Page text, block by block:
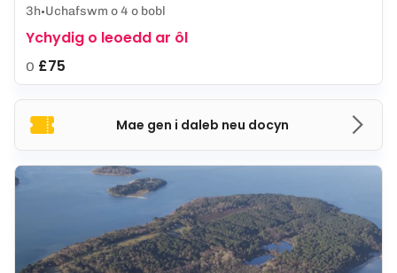
Mae gen i daleb neu docyn
3h Uchafswm o 4 o bobl
Ychydig o leoedd ar ôl
O £75